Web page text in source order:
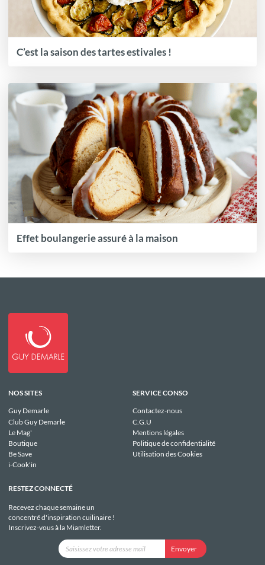
C’est la saison des tartes estivales !
Effet boulangerie assuré à la maison
NOS SITES
Guy Demarle
Club Guy Demarle
Le Mag'
Boutique
Be Save
i-Cook'in
SERVICE CONSO
Contactez-nous
C.G.U
Mentions légales
Politique de confidentialité
Utilisation des Cookies
RESTEZ CONNECTÉ
Recevez chaque semaine un
concentré d'inspiration cuilinaire !
Inscrivez-vous à la Miamletter.